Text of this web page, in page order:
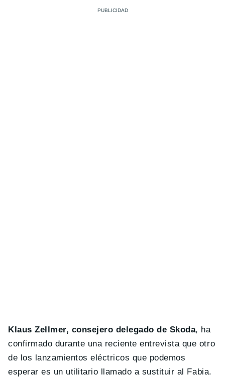
Klaus Zellmer, consejero delegado de Skoda, ha
confirmado durante una reciente entrevista que otro
de los lanzamientos eléctricos que podemos
esperar es un utilitario llamado a sustituir al Fabia.